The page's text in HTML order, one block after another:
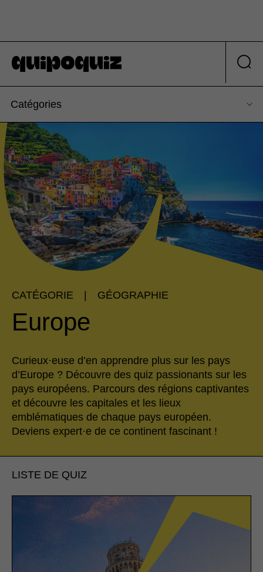
Catégories
CATÉGORIE GÉOGRAPHIE
Europe
Curieux·euse d’en apprendre plus sur les pays
d’Europe ? Découvre des quiz passionants sur les
pays européens. Parcours des régions captivantes
et découvre les capitales et les lieux
emblématiques de chaque pays européen.
Deviens expert·e de ce continent fascinant !
LISTE DE QUIZ